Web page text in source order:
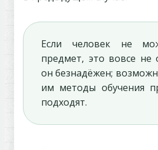
Если человек не
предмет, это вовсе не
он безнадёжен;
им методы обучения
подходят.